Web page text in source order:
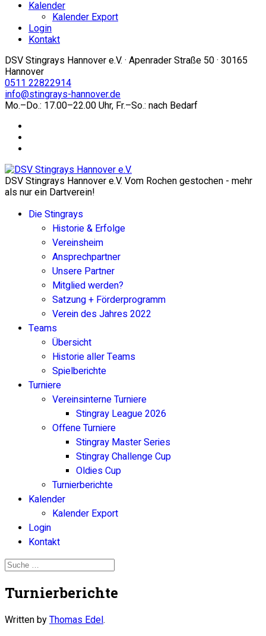
Kalender
Kalender Export
Login
Kontakt
DSV Stingrays Hannover e.V. · Apenrader Straße 50 · 30165
Hannover
0511 22822914
info@stingrays-hannover.de
Mo.–Do.: 17.00–22.00 Uhr, Fr.–So.: nach Bedarf
DSV Stingrays Hannover e.V. Vom Rochen gestochen - mehr
als nur ein Dartverein!
Die Stingrays
Historie & Erfolge
Vereinsheim
Ansprechpartner
Unsere Partner
Mitglied werden?
Satzung + Förderprogramm
Verein des Jahres 2022
Teams
Übersicht
Historie aller Teams
Spielberichte
Turniere
Vereinsinterne Turniere
Stingray League 2026
Offene Turniere
Stingray Master Series
Stingray Challenge Cup
Oldies Cup
Turnierberichte
Kalender
Kalender Export
Login
Kontakt
Turnierberichte
Written by Thomas Edel.